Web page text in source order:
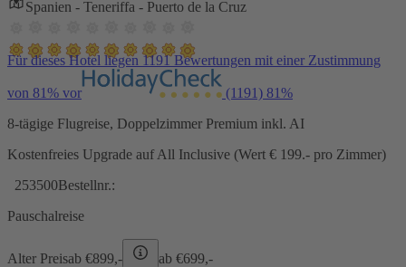
Spanien - Teneriffa - Puerto de la Cruz
Für dieses Hotel liegen 1191 Bewertungen mit einer Zustimmung
von 81% vor (1191) 81%
8-tägige Flugreise, Doppelzimmer Premium inkl. AI
Kostenfreies Upgrade auf All Inclusive (Wert € 199.- pro Zimmer)
253500Bestellnr.:
Pauschalreise
Alter Preisab €899,- ab €699,-